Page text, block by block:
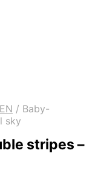
/ Baby-
sky
stripes –